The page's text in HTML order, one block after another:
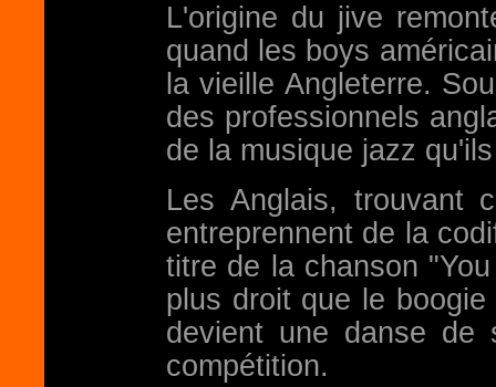
L'origine du jive
quand les boys
la vieille Angleterre.
des professionnels
de la musique jazz
Les Anglais, trouvant
entreprennent de la
titre de la chanson
plus droit que le
devient une danse de
compétition.